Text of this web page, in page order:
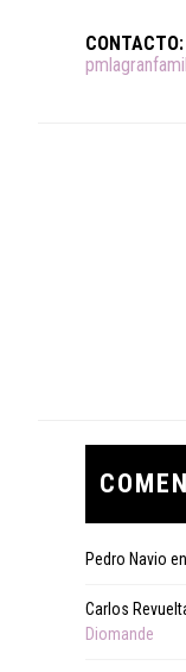
CONTACTO:
Pedro Navio en
Carlos
Diomande